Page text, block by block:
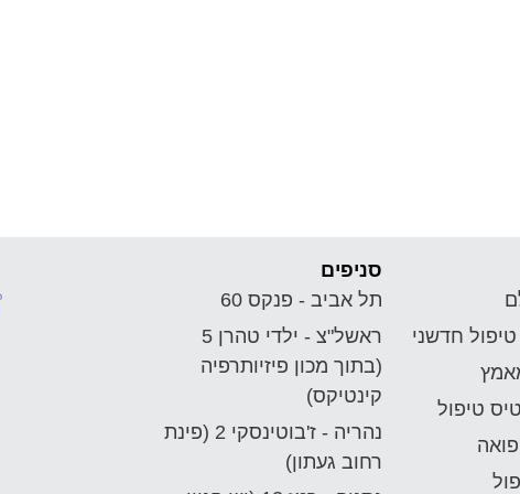
חדשני
טיפול
סניפים
תל אביב - פנקס 60
ראשל"צ - ילדי טהרן 5
(בתוך מכון פיזיותרפיה
קינטיקס)
נהריה - ז'בוטינסקי 2 (פינת
רחוב געתון)